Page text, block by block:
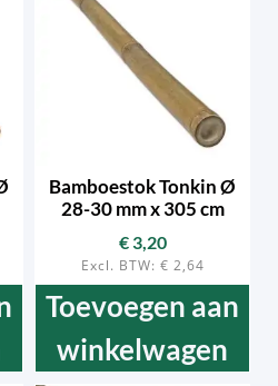
Bamboestok Tonkin Ø
28-30 mm x 305 cm
€3,20
Excl. BTW: € 2,64
Toevoegen aan
winkelwagen